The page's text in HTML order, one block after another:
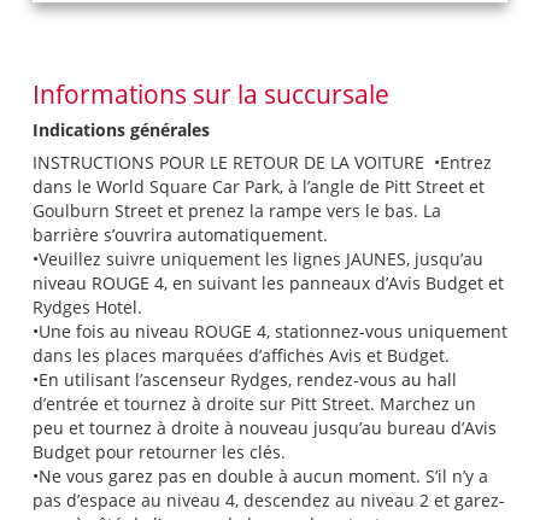
Informations sur la succursale
Indications générales
INSTRUCTIONS POUR LE RETOUR DE LA VOITURE •Entrez
dans le World Square Car Park, à l’angle de Pitt Street et
Goulburn Street et prenez la rampe vers le bas. La
barrière s’ouvrira automatiquement.
•Veuillez suivre uniquement les lignes JAUNES, jusqu’au
niveau ROUGE 4, en suivant les panneaux d’Avis Budget et
Rydges Hotel.
•Une fois au niveau ROUGE 4, stationnez-vous uniquement
dans les places marquées d’affiches Avis et Budget.
•En utilisant l’ascenseur Rydges, rendez-vous au hall
d’entrée et tournez à droite sur Pitt Street. Marchez un
peu et tournez à droite à nouveau jusqu’au bureau d’Avis
Budget pour retourner les clés.
•Ne vous garez pas en double à aucun moment. S’il n’y a
pas d’espace au niveau 4, descendez au niveau 2 et garez-